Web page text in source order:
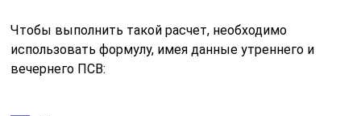
Чтобы выполнить такой расчет, необходимо
использовать формулу, имея данные утреннего и
вечернего ПСВ: